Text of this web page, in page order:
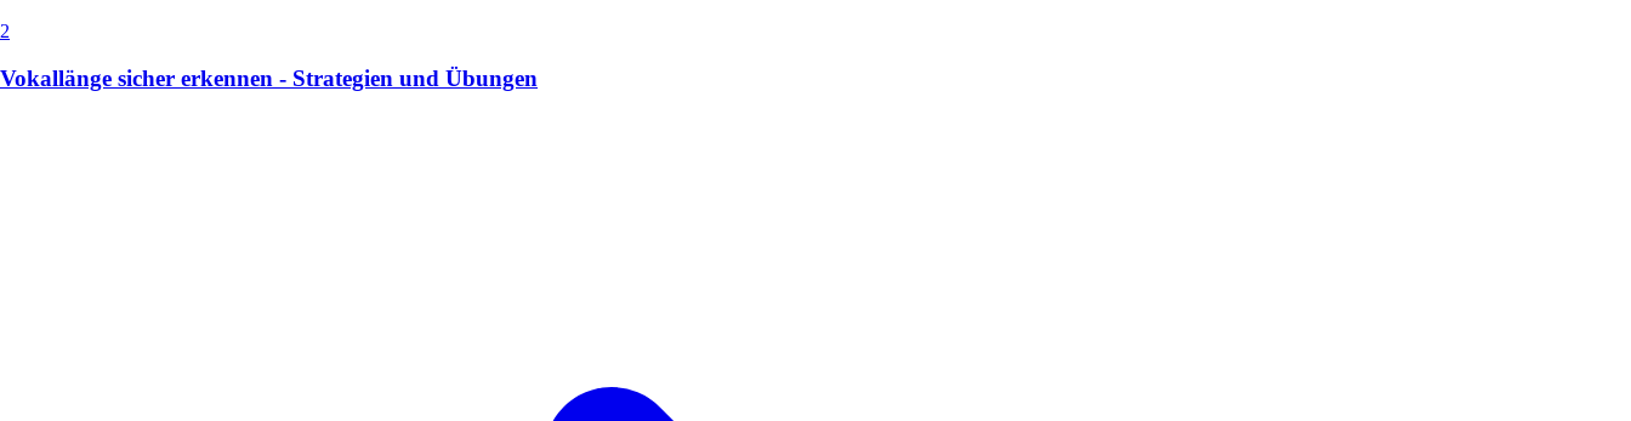
2
Vokallänge sicher erkennen - Strategien und Übungen